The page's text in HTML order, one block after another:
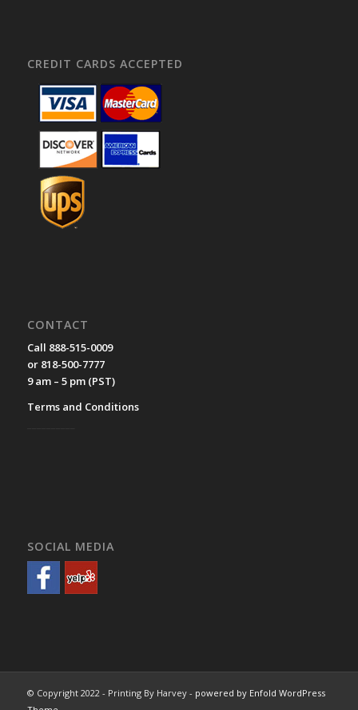
CREDIT CARDS ACCEPTED
CONTACT
Call 888-515-0009
or 818-500-7777
9 am – 5 pm (PST)
Terms and Conditions
SOCIAL MEDIA
© Copyright 2022 - Printing By Harvey - powered by Enfold WordPress